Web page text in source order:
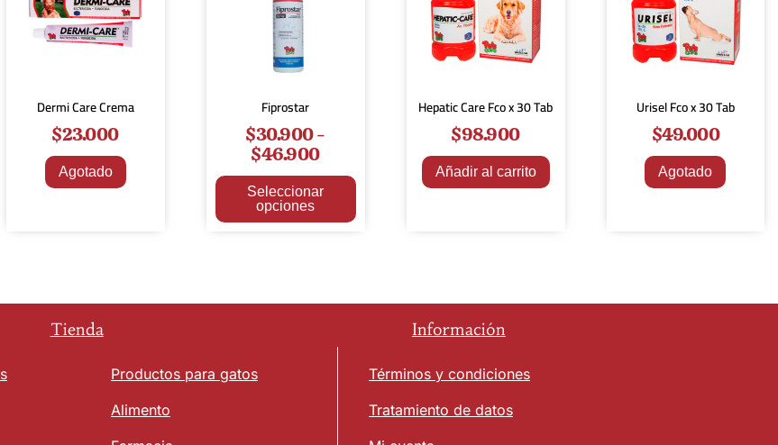
Dermi Care Crema
$23.000
Agotado
Fiprostar
$30.900-
$46.900
Seleccionar
opciones
Hepatic Care Fco x 30 Tab
$98.900
Añadir al carrito
Urisel Fco x 30 Tab
$49.000
Agotado
Tienda Información
Productos para gatos
Alimento
Términos y condiciones
Tratamiento de datos